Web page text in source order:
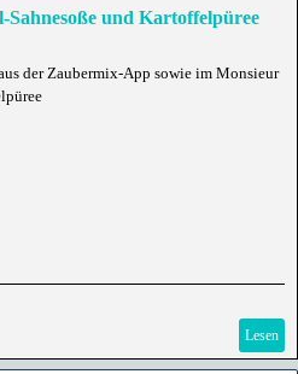
und Kartoffelpüree
der Zaubermix-App sowie im Monsieur
Lesen